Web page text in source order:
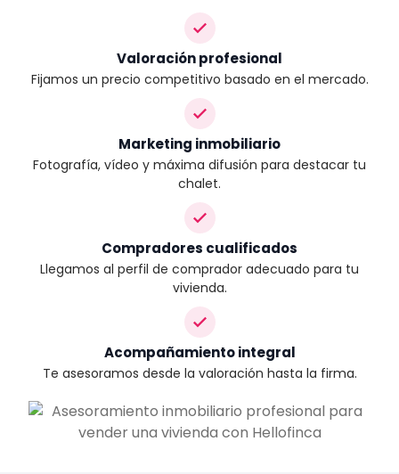
Valoración profesional
Fijamos un precio competitivo basado en el mercado.
Marketing inmobiliario
Fotografía, vídeo y máxima difusión para destacar tu
chalet.
Compradores cualificados
Llegamos al perfil de comprador adecuado para tu
vivienda.
Acompañamiento integral
Te asesoramos desde la valoración hasta la firma.